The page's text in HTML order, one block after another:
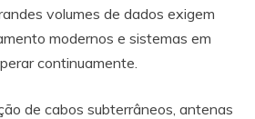
volumes de dados exigem
modernos e sistemas em
continuamente.
de cabos subterrâneos, antenas